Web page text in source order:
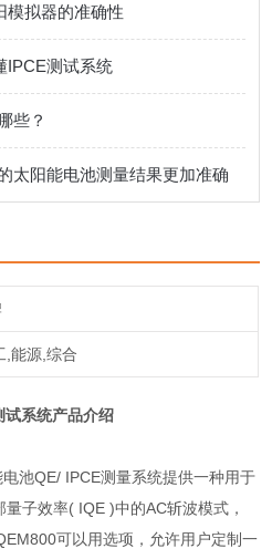
模拟器的准确性
IPCE测试系统
些？
太阳能电池测量结果更加准确
,能源,综合
试系统产品介绍
QE/ IPCE测量系统提供一种用于
子效率( IQE )中的AC斩波模式，
可以用选项，允许用户定制一